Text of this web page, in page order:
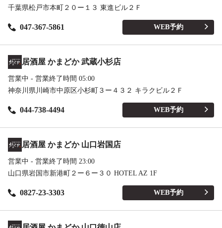
千葉県松戸市本町２０ー１３ 東進ビル２Ｆ
047-367-5861 WEB予約
居酒屋 かまどか 武蔵小杉店
営業中 - 営業終了時間 05:00
神奈川県川崎市中原区小杉町３ー４３２ キラクビル２Ｆ
044-738-4494 WEB予約
居酒屋 かまどか 山口岩国店
営業中 - 営業終了時間 23:00
山口県岩国市新港町２ー６ー３０ HOTEL AZ 1F
0827-23-3303 WEB予約